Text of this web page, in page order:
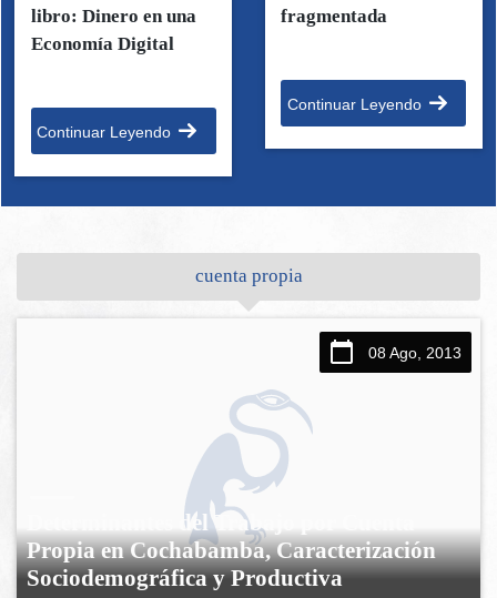
libro: Dinero en una
Economía Digital
Continuar Leyendo
fragmentada
Continuar Leyendo
cuenta propia
08 Ago, 2013
Determinantes del Trabajo por Cuenta
Propia en Cochabamba, Caracterización
Sociodemográfica y Productiva